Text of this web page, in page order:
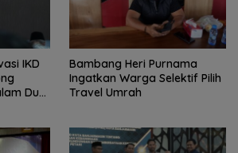
IKD
Dua
Bambang Heri Purnama
Ingatkan Warga Selektif Pilih
Travel Umrah